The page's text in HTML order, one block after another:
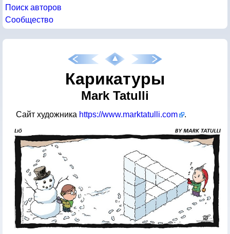
Поиск авторов
Сообщество
Карикатуры
Mark Tatulli
Сайт художника https://www.marktatulli.com .